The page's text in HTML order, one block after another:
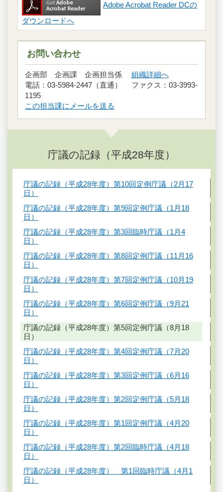
Adobe Acrobat Reader DCの
ダウンロードへ
お問い合わせ
企画部 企画課 企画担当係 組織詳細へ
電話：03-5984-2447（直通） ファクス：03-3993-
1195
この担当課にメールを送る
庁議の記録（平成28年度）
庁議の記録（平成28年度）第10回定例庁議（2月17
日）
庁議の記録（平成28年度）第9回定例庁議（1月18
日）
庁議の記録（平成28年度）第3回臨時庁議（1月4
日）
庁議の記録（平成28年度）第8回定例庁議（11月16
日）
庁議の記録（平成28年度）第7回定例庁議（10月19
日）
庁議の記録（平成28年度）第6回定例庁議（9月21
日）
庁議の記録（平成28年度）第5回定例庁議（8月18
日）
庁議の記録（平成28年度）第4回定例庁議（7月20
日）
庁議の記録（平成28年度）第3回定例庁議（6月16
日）
庁議の記録（平成28年度）第2回定例庁議（5月18
日）
庁議の記録（平成28年度）第1回定例庁議（4月20
日）
庁議の記録（平成28年度）第2回臨時庁議（4月18
日）
庁議の記録（平成28年度） 第1回臨時庁議（4月1
日）